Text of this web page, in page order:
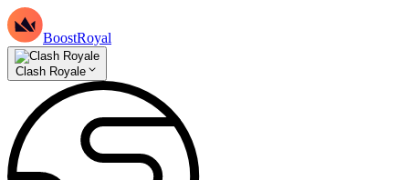
BoostRoyal
Clash Royale